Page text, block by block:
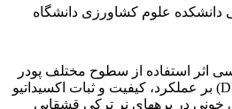
دانشکده علوم کشاورزی دانشگاه
اثر استفاده از سطوح مختلف پودر
خشک شده گیاه خرفه (DPP) بر عملکرد، کیفیت و ثبات اکسیداتیو
خونی در بره­های نر ترکی قشقایی